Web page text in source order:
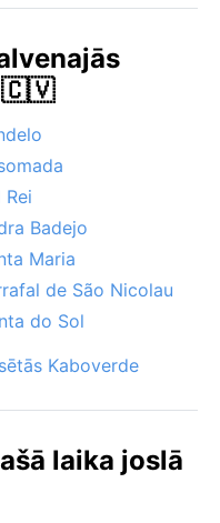
🇨🇻
Rei
Badejo
Maria
de São Nicolau
do Sol
Kaboverde
laika joslā